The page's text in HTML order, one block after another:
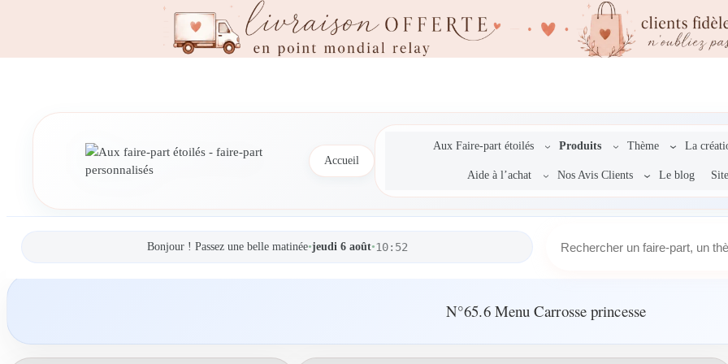
Accueil
Aux Faire-part étoilés Produits Thème La
Aide à l’achat Nos Avis Clients Le blog
Bonjour ! Passez une belle matinée•jeudi 6 août•10:52
r
h
N°65.6 Menu Carrosse princesse